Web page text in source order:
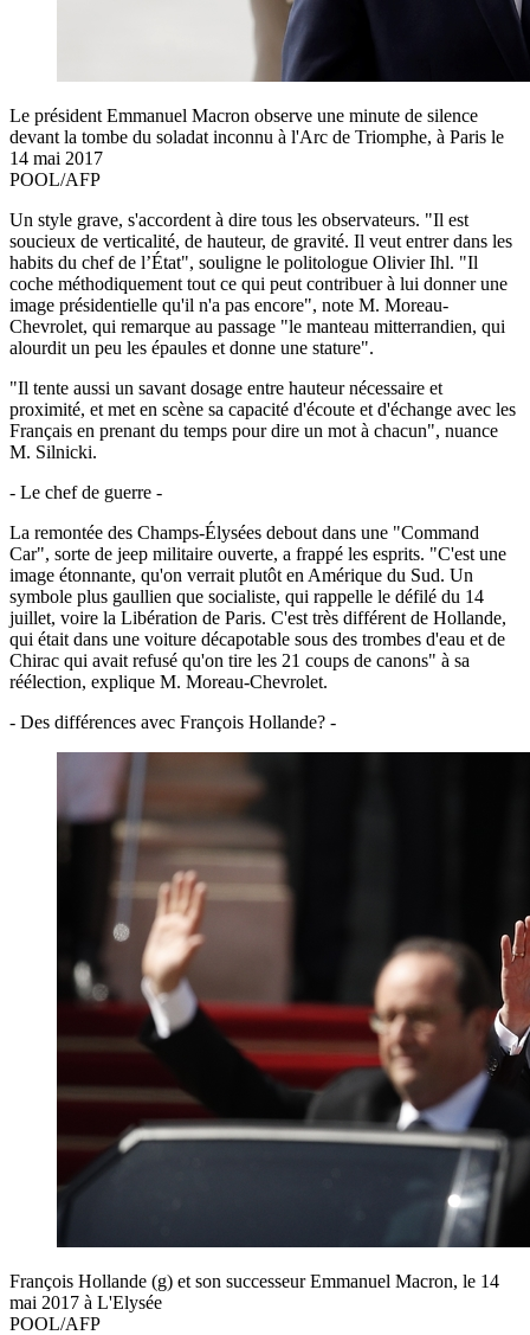
Le président Emmanuel Macron observe une minute de silence
devant la tombe du soladat inconnu à l'Arc de Triomphe, à Paris le
14 mai 2017
POOL/AFP
Un style grave, s'accordent à dire tous les observateurs. "Il est
soucieux de verticalité, de hauteur, de gravité. Il veut entrer dans les
habits du chef de l’État", souligne le politologue Olivier Ihl. "Il
coche méthodiquement tout ce qui peut contribuer à lui donner une
image présidentielle qu'il n'a pas encore", note M. Moreau-
Chevrolet, qui remarque au passage "le manteau mitterrandien, qui
alourdit un peu les épaules et donne une stature".
"Il tente aussi un savant dosage entre hauteur nécessaire et
proximité, et met en scène sa capacité d'écoute et d'échange avec les
Français en prenant du temps pour dire un mot à chacun", nuance
M. Silnicki.
- Le chef de guerre -
La remontée des Champs-Élysées debout dans une "Command
Car", sorte de jeep militaire ouverte, a frappé les esprits. "C'est une
image étonnante, qu'on verrait plutôt en Amérique du Sud. Un
symbole plus gaullien que socialiste, qui rappelle le défilé du 14
juillet, voire la Libération de Paris. C'est très différent de Hollande,
qui était dans une voiture décapotable sous des trombes d'eau et de
Chirac qui avait refusé qu'on tire les 21 coups de canons" à sa
réélection, explique M. Moreau-Chevrolet.
- Des différences avec François Hollande? -
François Hollande (g) et son successeur Emmanuel Macron, le 14
mai 2017 à L'Elysée
POOL/AFP